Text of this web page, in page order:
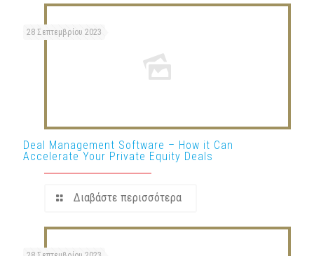
28 Σεπτεμβρίου 2023
Deal Management Software – How it Can
Accelerate Your Private Equity Deals
Διαβάστε περισσότερα